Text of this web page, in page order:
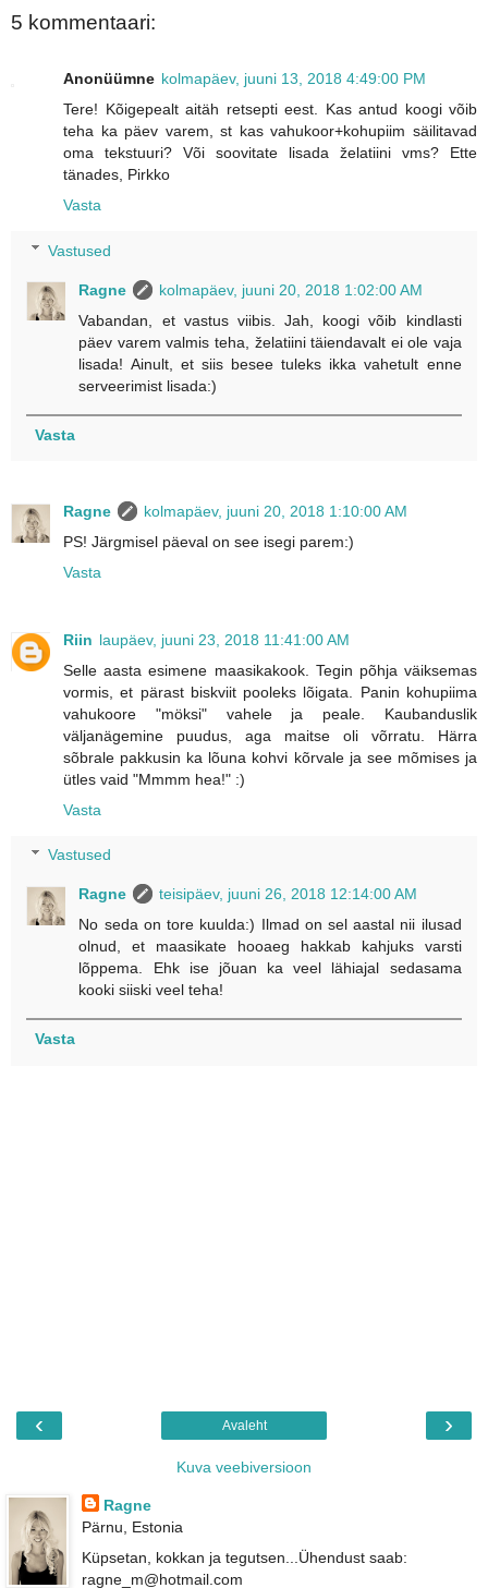
5 kommentaari:
Anonüümne kolmapäev, juuni 13, 2018 4:49:00 PM
Tere! Kõigepealt aitäh retsepti eest. Kas antud koogi võib
teha ka päev varem, st kas vahukoor+kohupiim säilitavad
oma tekstuuri? Või soovitate lisada želatiini vms? Ette
tänades, Pirkko
Vasta
Vastused
Ragne
kolmapäev, juuni 20, 2018 1:02:00 AM
Vabandan, et vastus viibis. Jah, koogi võib kindlasti
päev varem valmis teha, želatiini täiendavalt ei ole vaja
lisada! Ainult, et siis besee tuleks ikka vahetult enne
serveerimist lisada:)
Vasta
Ragne
kolmapäev, juuni 20, 2018 1:10:00 AM
PS! Järgmisel päeval on see isegi parem:)
Vasta
Riin laupäev, juuni 23, 2018 11:41:00 AM
Selle aasta esimene maasikakook. Tegin põhja väiksemas
vormis, et pärast biskviit pooleks lõigata. Panin kohupiima
vahukoore "möksi" vahele ja peale. Kaubanduslik
väljanägemine puudus, aga maitse oli võrratu. Härra
sõbrale pakkusin ka lõuna kohvi kõrvale ja see mõmises ja
ütles vaid "Mmmm hea!" :)
Vasta
Vastused
Ragne
teisipäev, juuni 26, 2018 12:14:00 AM
No seda on tore kuulda:) Ilmad on sel aastal nii ilusad
olnud, et maasikate hooaeg hakkab kahjuks varsti
lõppema. Ehk ise jõuan ka veel lähiajal sedasama
kooki siiski veel teha!
Vasta
‹ ›
Avaleht
Kuva veebiversioon
Ragne
Pärnu, Estonia
Küpsetan, kokkan ja tegutsen...Ühendust saab:
ragne_m@hotmail.com